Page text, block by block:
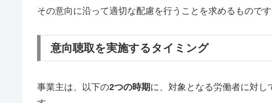
その意向に沿って適切な配慮を行うことを求めるものです
意向聴取を実施するタイミング
事業主は、以下の2つの時期に、対象となる労働者に対し